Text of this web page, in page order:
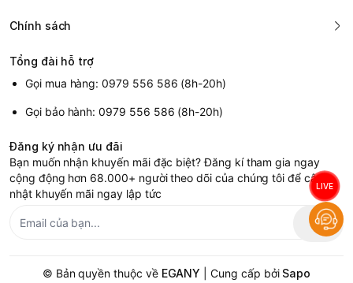
Chính sách
Tổng đài hỗ trợ
Gọi mua hàng: 0979 556 586 (8h-20h)
Gọi bảo hành: 0979 556 586 (8h-20h)
Đăng ký nhận ưu đãi
Bạn muốn nhận khuyến mãi đặc biệt? Đăng kí tham gia ngay
cộng động hơn 68.000+ người theo dõi của chúng tôi để cập
nhật khuyến mãi ngay lập tức
© Bản quyền thuộc về EGANY | Cung cấp bởi Sapo
LIVE